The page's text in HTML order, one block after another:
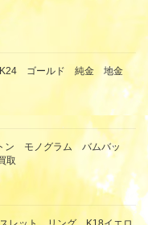
K24 ゴールド 純金 地金
ン モノグラム バムバッ
取